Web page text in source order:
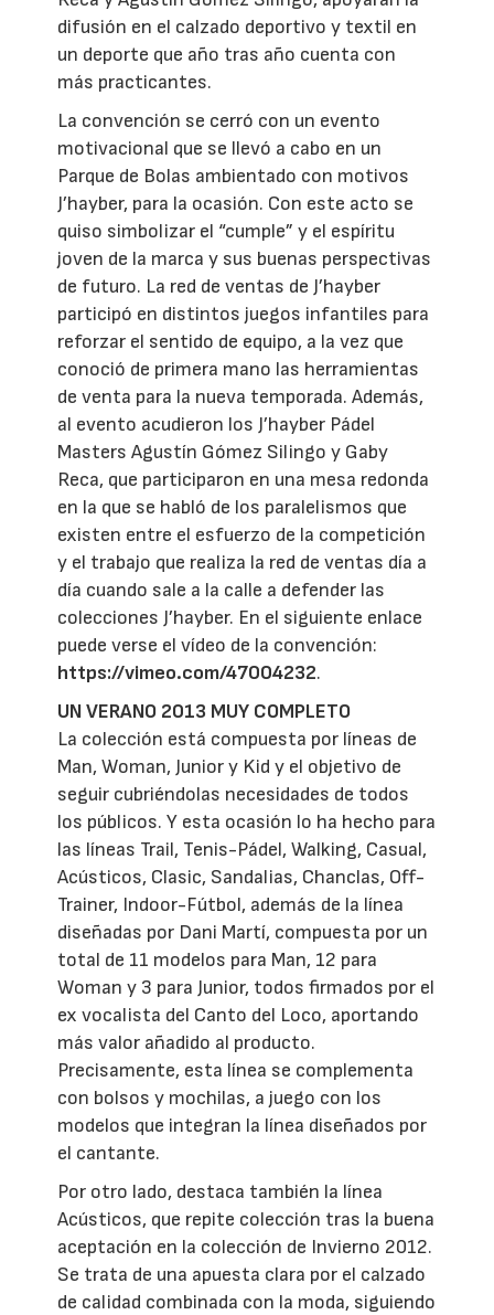
difusión en el calzado deportivo y textil en
un deporte que año tras año cuenta con
más practicantes.
La convención se cerró con un evento
motivacional que se llevó a cabo en un
Parque de Bolas ambientado con motivos
J’hayber, para la ocasión. Con este acto se
quiso simbolizar el “cumple” y el espíritu
joven de la marca y sus buenas perspectivas
de futuro. La red de ventas de J’hayber
participó en distintos juegos infantiles para
reforzar el sentido de equipo, a la vez que
conoció de primera mano las herramientas
de venta para la nueva temporada. Además,
al evento acudieron los J’hayber Pádel
Masters Agustín Gómez Silingo y Gaby
Reca, que participaron en una mesa redonda
en la que se habló de los paralelismos que
existen entre el esfuerzo de la competición
y el trabajo que realiza la red de ventas día a
día cuando sale a la calle a defender las
colecciones J’hayber. En el siguiente enlace
puede verse el vídeo de la convención:
https://vimeo.com/47004232.
UN VERANO 2013 MUY COMPLETO
La colección está compuesta por líneas de
Man, Woman, Junior y Kid y el objetivo de
seguir cubriéndolas necesidades de todos
los públicos. Y esta ocasión lo ha hecho para
las líneas Trail, Tenis-Pádel, Walking, Casual,
Acústicos, Clasic, Sandalias, Chanclas, Off-
Trainer, Indoor-Fútbol, además de la línea
diseñadas por Dani Martí, compuesta por un
total de 11 modelos para Man, 12 para
Woman y 3 para Junior, todos firmados por el
ex vocalista del Canto del Loco, aportando
más valor añadido al producto.
Precisamente, esta línea se complementa
con bolsos y mochilas, a juego con los
modelos que integran la línea diseñados por
el cantante.
Por otro lado, destaca también la línea
Acústicos, que repite colección tras la buena
aceptación en la colección de Invierno 2012.
Se trata de una apuesta clara por el calzado
de calidad combinada con la moda, siguiendo